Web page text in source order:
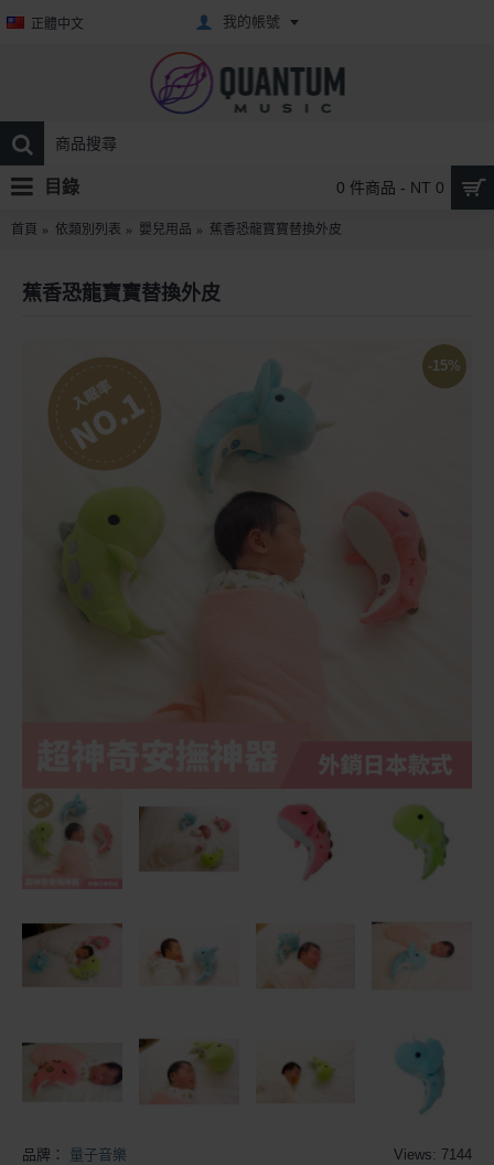
正體中文 我的帳號
0 件商品 - NT 0
目錄
首頁 依類別列表 嬰兒用品 蕉香恐龍寶寶替換外皮
蕉香恐龍寶寶替換外皮
-15%
Views: 7144
品牌：
量子音樂